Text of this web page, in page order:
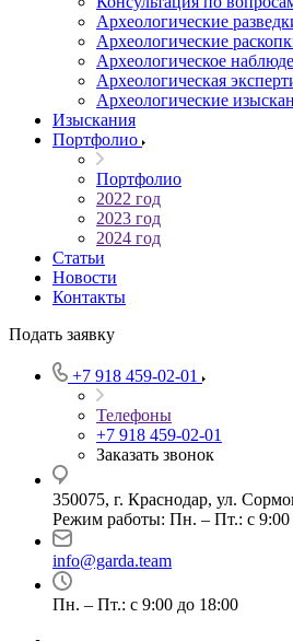
Археологические
Археологические
Археологическое
Археологическая
Археологические
Изыскания
Портфолио
Портфолио
2022 год
2023 год
2024 год
Статьи
Новости
Контакты
Подать заявку
+7 918 459-02-01
Телефоны
+7 918 459-02-01
Заказать звонок
350075, г. Краснодар, ул.
Режим работы: Пн. – Пт.: с 9:00
info@garda.team
Пн. – Пт.: с 9:00 до 18:00